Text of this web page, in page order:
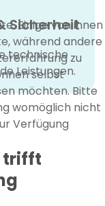
Sicherheit
technische
Leistungen.
trifft
Einige von ihnen
während andere
zu
selbst
möchten. Bitte
womöglich nicht
Verfügung